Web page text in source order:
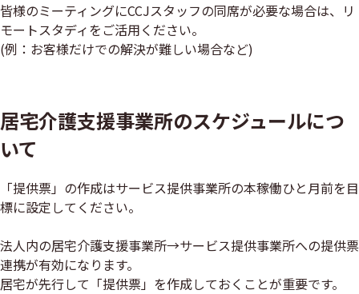
皆様のミーティングにCCJスタッフの同席が必要な場合は、リ
モートスタディをご活用ください。
(例：お客様だけでの解決が難しい場合など)
居宅介護支援事業所のスケジュールにつ
いて
「提供票」の作成はサービス提供事業所の本稼働ひと月前を目
標に設定してください。
法人内の居宅介護支援事業所→サービス提供事業所への提供票
連携が有効になります。
居宅が先行して「提供票」を作成しておくことが重要です。